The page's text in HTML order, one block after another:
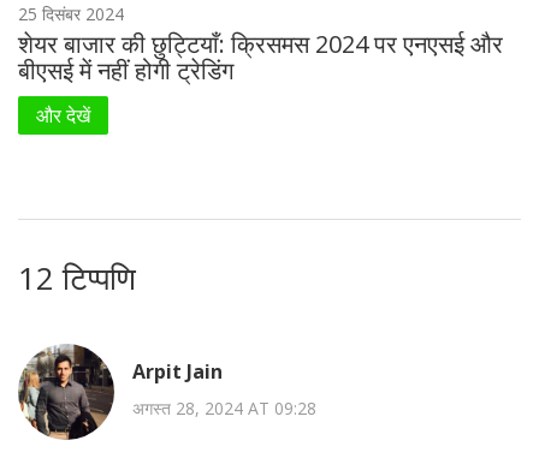
25 दिसंबर 2024
शेयर बाजार की छुट्टियाँ: क्रिसमस 2024 पर एनएसई और
बीएसई में नहीं होगी ट्रेडिंग
और देखें
12 टिप्पणि
Arpit Jain
अगस्त 28, 2024 AT 09:28